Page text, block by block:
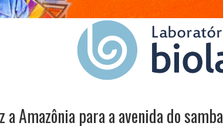
Amazônia para a avenida do samba